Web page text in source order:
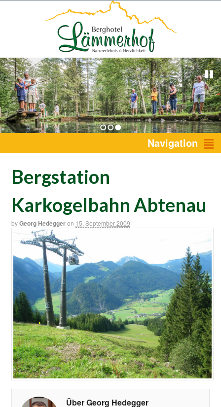
1 2 3 Navigation
Bergstation
Karkogelbahn Abtenau
byGeorg Hedeggeron 15. September 2009
Über Georg Hedegger